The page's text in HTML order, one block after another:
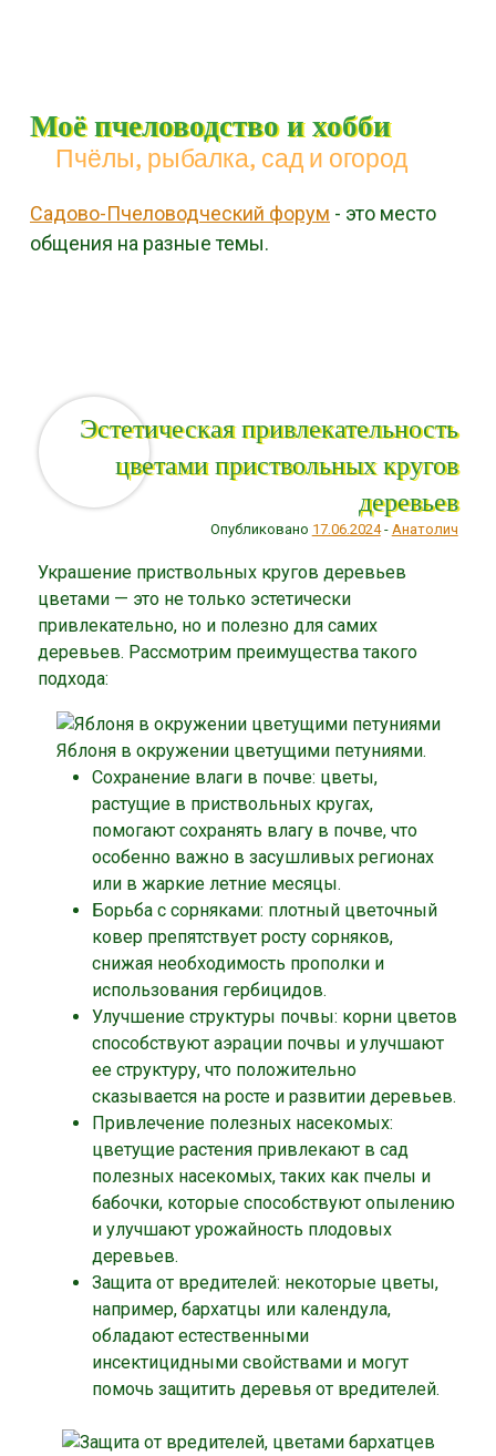
Моё пчеловодство и хобби
Пчёлы, рыбалка, сад и огород
Садово-Пчеловодческий форум - это место
общения на разные темы.
Эстетическая привлекательность
цветами приствольных кругов
деревьев
Опубликовано 17.06.2024- Анатолич
Украшение приствольных кругов деревьев
цветами — это не только эстетически
привлекательно, но и полезно для самих
деревьев. Рассмотрим преимущества такого
подхода:
Яблоня в окружении цветущими петуниями.
Сохранение влаги в почве: цветы,
растущие в приствольных кругах,
помогают сохранять влагу в почве, что
особенно важно в засушливых регионах
или в жаркие летние месяцы.
Борьба с сорняками: плотный цветочный
ковер препятствует росту сорняков,
снижая необходимость прополки и
использования гербицидов.
Улучшение структуры почвы: корни цветов
способствуют аэрации почвы и улучшают
ее структуру, что положительно
сказывается на росте и развитии деревьев.
Привлечение полезных насекомых:
цветущие растения привлекают в сад
полезных насекомых, таких как пчелы и
бабочки, которые способствуют опылению
и улучшают урожайность плодовых
деревьев.
Защита от вредителей: некоторые цветы,
например, бархатцы или календула,
обладают естественными
инсектицидными свойствами и могут
помочь защитить деревья от вредителей.